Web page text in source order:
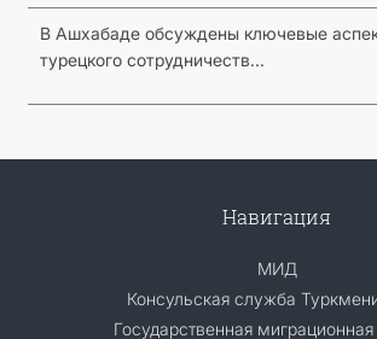
В Ашхабаде обсуждены ключевые
турецкого сотрудничеств...
Навигация
МИД
Консульская служба
Государственная